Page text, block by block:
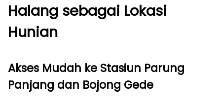
Halang sebagai Lokasi
Hunian
Akses Mudah ke Stasiun Parung
Panjang dan Bojong Gede